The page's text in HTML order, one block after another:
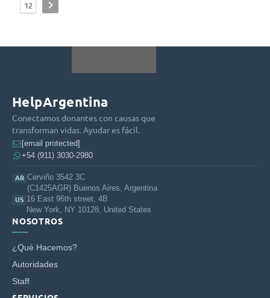
12 >
HelpArgentina
Conectamos donantes con causas que
transforman vidas. Ayudar es fácil.
[email protected]
+54 (911) 3030-2980
AR Cerviño 3542 3C
(C1425AGR) Buenos Aires, Argentina
US 16 East 96th street, 4B
New York, NY 10128, United States
NOSOTROS
¿Qué Hacemos?
Autoridades
Staff